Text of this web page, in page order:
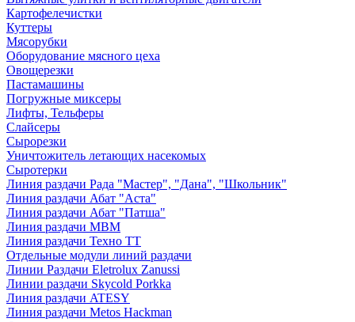
Картофелечистки
Куттеры
Мясорубки
Оборудование мясного цеха
Овощерезки
Пастамашины
Погружные миксеры
Лифты, Тельферы
Слайсеры
Сырорезки
Уничтожитель летающих насекомых
Сыротерки
Линия раздачи Рада "Мастер", "Дана", "Школьник"
Линия раздачи Абат "Аста"
Линия раздачи Абат "Патша"
Линия раздачи МВМ
Линия раздачи Техно ТТ
Отдельные модули линий раздачи
Линии Раздачи Eletrolux Zanussi
Линии раздачи Skycold Porkka
Линия раздачи ATESY
Линия раздачи Metos Hackman